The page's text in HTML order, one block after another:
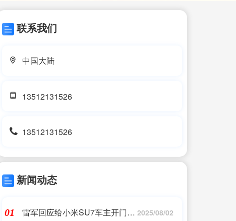
联系我们
中国大陆
13512131526
13512131526
新闻动态
01
雷军回应给小米SU7车主开门:
2025/08/02